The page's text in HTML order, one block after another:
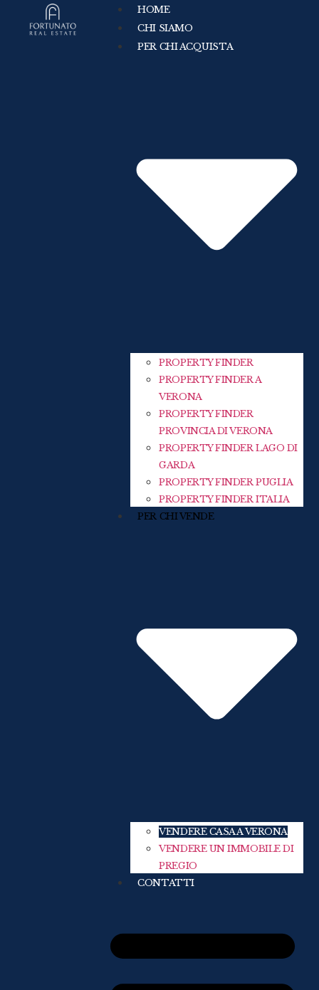
HOME
CHI SIAMO
PER CHI ACQUISTA
PROPERTY FINDER
PROPERTY FINDER A
VERONA
PROPERTY FINDER
PROVINCIA DI VERONA
PROPERTY FINDER LAGO DI
GARDA
PROPERTY FINDER PUGLIA
PROPERTY FINDER ITALIA
PER CHI VENDE
VENDERE CASA A VERONA
VENDERE UN IMMOBILE DI
PREGIO
CONTATTI